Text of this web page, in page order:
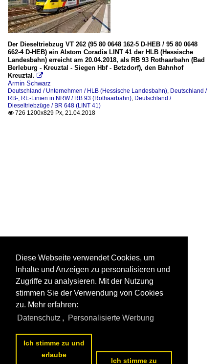
Der Dieseltriebzug VT 262 (95 80 0648 162-5 D-HEB / 95 80 0648
662-4 D-HEB) ein Alstom Coradia LINT 41 der HLB (Hessische
Landesbahn) erreicht am 20.04.2018, als RB 93 Rothaarbahn (Bad
Berleburg - Kreuztal - Siegen Hbf - Betzdorf), den Bahnhof
Kreuztal. 
Armin Schwarz
Deutschland / Unternehmen / HLB (Hessische Landesbahn), Deutschland /
RB-, RE-Linien in NRW / RB 93 (Rothaarbahn), Deutschland /
Dieseltriebzüge / BR 648 (LINT 41)
 726 1200x829 Px, 21.04.2018
Diese Webseite verwendet Cookies, um
Inhalte und Anzeigen zu personalisieren und
Zugriffe zu analysieren. Mit der Nutzung
stimmen Sie der Verwendung von Cookies
zu. Mehr erfahren:
Datenschutz , Personalisierte Werbung
Ich stimme zu und
erlaube
Ich stimme zu